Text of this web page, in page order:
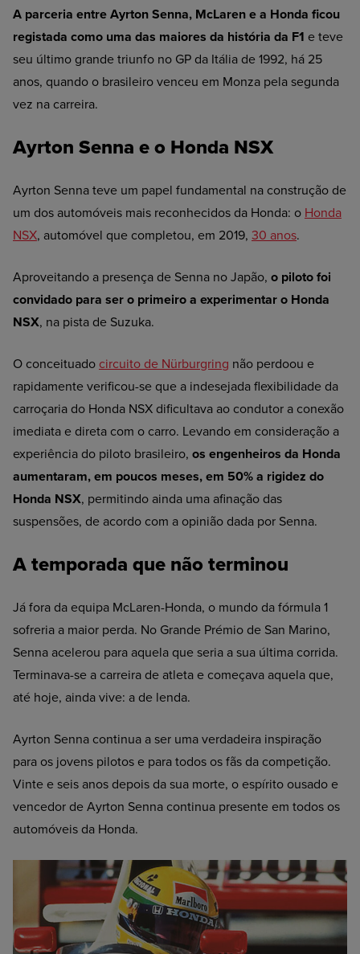
A parceria entre Ayrton Senna, McLaren e a Honda ficou
registada como uma das maiores da história da F1 e teve
seu último grande triunfo no GP da Itália de 1992, há 25
anos, quando o brasileiro venceu em Monza pela segunda
vez na carreira.
Ayrton Senna e o Honda NSX
Ayrton Senna teve um papel fundamental na construção de
um dos automóveis mais reconhecidos da Honda: o Honda
NSX, automóvel que completou, em 2019, 30 anos.
Aproveitando a presença de Senna no Japão, o piloto foi
convidado para ser o primeiro a experimentar o Honda
NSX, na pista de Suzuka.
O conceituado circuito de Nürburgring não perdoou e
rapidamente verificou-se que a indesejada flexibilidade da
carroçaria do Honda NSX dificultava ao condutor a conexão
imediata e direta com o carro. Levando em consideração a
experiência do piloto brasileiro, os engenheiros da Honda
aumentaram, em poucos meses, em 50% a rigidez do
Honda NSX, permitindo ainda uma afinação das
suspensões, de acordo com a opinião dada por Senna.
A temporada que não terminou
Já fora da equipa McLaren-Honda, o mundo da fórmula 1
sofreria a maior perda. No Grande Prémio de San Marino,
Senna acelerou para aquela que seria a sua última corrida.
Terminava-se a carreira de atleta e começava aquela que,
até hoje, ainda vive: a de lenda.
Ayrton Senna continua a ser uma verdadeira inspiração
para os jovens pilotos e para todos os fãs da competição.
Vinte e seis anos depois da sua morte, o espírito ousado e
vencedor de Ayrton Senna continua presente em todos os
automóveis da Honda.